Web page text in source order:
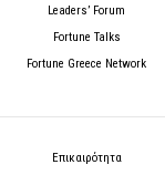
Leaders’ Forum
Fortune Talks
Fortune Greece Network
Επικαιρότητα